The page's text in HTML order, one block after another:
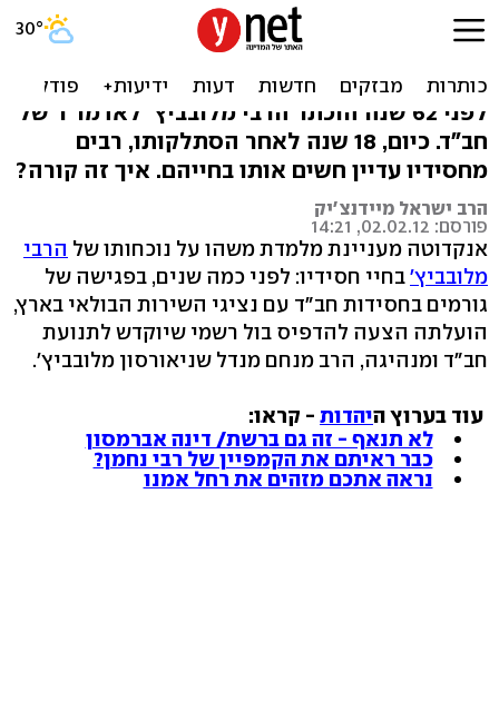
נפקד-נוכח: הרבי מלובביץ'
בחיי חסידיו
לפני 62 שנה הוכתר הרבי מלובביץ' לאדמו"ר של
חב"ד. כיום, 18 שנה לאחר הסתלקותו, רבים
מחסידיו עדיין חשים אותו בחייהם. איך זה קורה?
הרב ישראל מיידנצ'יק
פורסם: 02.02.12, 14:21
אנקדוטה מעניינת מלמדת משהו על נוכחותו של הרבי
מלובביץ'בחיי חסידיו: לפני כמה שנים, בפגישה של
גורמים בחסידות חב"ד עם נציגי השירות הבולאי בארץ,
הועלתה הצעה להדפיס בול רשמי שיוקדש לתנועת
חב"ד ומנהיגה, הרב מנחם מנדל שניאורסון מלובביץ'.
עוד בערוץ היהדות - קראו:
לא תנאף - זה גם ברשת/ דינה אברמסון
כבר ראיתם את הקמפיין של רבי נחמן?
נראה אתכם מזהים את רחל אמנו